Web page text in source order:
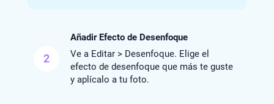
2
Añadir Efecto de Desenfoque
Ve a Editar > Desenfoque. Elige el
efecto de desenfoque que más te guste
y aplícalo a tu foto.